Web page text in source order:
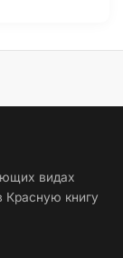
видах
Красную книгу